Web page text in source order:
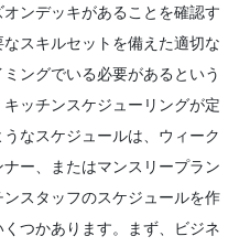
Apr 12, 2022
産的にする10の時間管理スキル
Mar 31, 2022
ンデッキがあることを確認す
スキルセットを備えた適切な
ングでいる必要があるという
ッチンスケジューリングが定
なスケジュールは、ウィーク
ー、またはマンスリープラン
ンスタッフのスケジュールを作
つかあります。まず、ビジネ